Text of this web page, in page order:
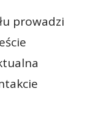
prowadzi